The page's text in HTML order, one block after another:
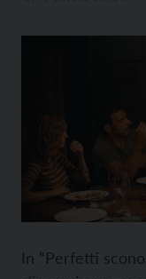
In “Perfetti